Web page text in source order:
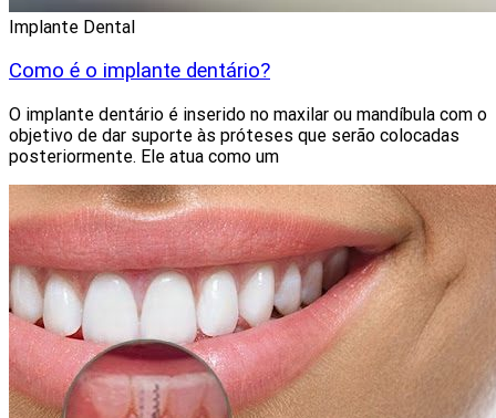
Implante Dental
Como é o implante dentário?
O implante dentário é inserido no maxilar ou mandíbula com o
objetivo de dar suporte às próteses que serão colocadas
posteriormente. Ele atua como um